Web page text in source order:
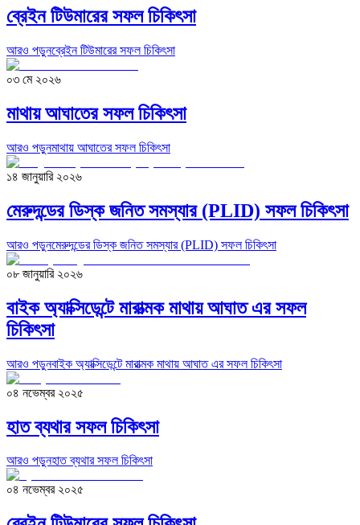
ব্রেইন টিউমারের সফল চিকিৎসা
আরও পড়ুনব্রেইন টিউমারের সফল চিকিৎসা
০৩ মে ২০২৬
মাথায় আঘাতের সফল চিকিৎসা
আরও পড়ুনমাথায় আঘাতের সফল চিকিৎসা
১৪ জানুয়ারি ২০২৬
মেরুদন্ডের ডিস্ক জনিত সমস্যার (PLID) সফল চিকিৎসা
আরও পড়ুনমেরুদন্ডের ডিস্ক জনিত সমস্যার (PLID) সফল চিকিৎসা
০৮ জানুয়ারি ২০২৬
বাইক অ্যাক্সিডেন্টে মারাত্মক মাথায় আঘাত এর সফল
চিকিৎসা
আরও পড়ুনবাইক অ্যাক্সিডেন্টে মারাত্মক মাথায় আঘাত এর সফল চিকিৎসা
০৪ নভেম্বর ২০২৫
হাত ব্যথার সফল চিকিৎসা
আরও পড়ুনহাত ব্যথার সফল চিকিৎসা
০৪ নভেম্বর ২০২৫